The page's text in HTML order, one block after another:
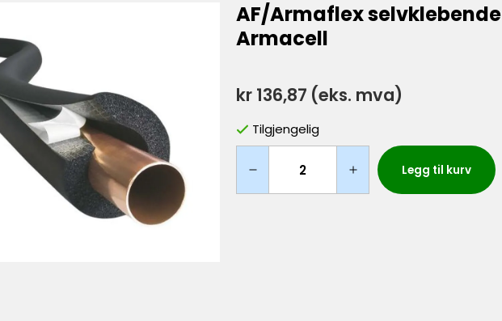
AF/Armaflex
Armacell
kr 136,87 (eks. mva)
Tilgjengelig
Legg til kurv